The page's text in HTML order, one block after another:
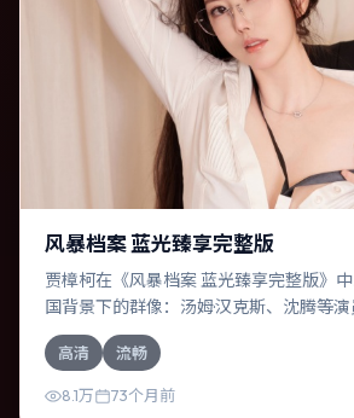
风暴档案 蓝光臻享完整版
贾樟柯在《风暴档案 蓝光臻享完整版》
国背景下的群像：汤姆·汉克斯、沈腾等
一部传记作品，故事从日常裂缝切入，逐
结局；视听语言统一，情感落点克制有力。
高清 流畅
8.1万 73个月前